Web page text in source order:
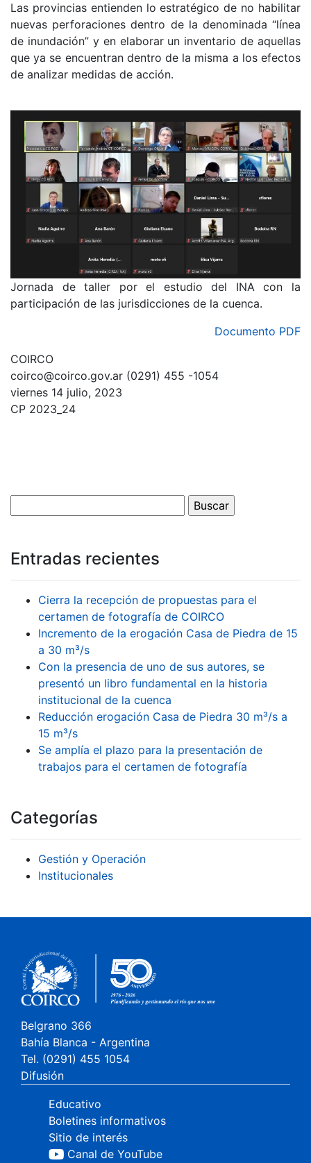
Las provincias entienden lo estratégico de no habilitar
nuevas perforaciones dentro de la denominada “línea
de inundación” y en elaborar un inventario de aquellas
que ya se encuentran dentro de la misma a los efectos
de analizar medidas de acción.
Jornada de taller por el estudio del INA con la
participación de las jurisdicciones de la cuenca.
Documento PDF
COIRCO
coirco@coirco.gov.ar (0291) 455 -1054
viernes 14 julio, 2023
CP 2023_24
Entradas recientes
Cierra la recepción de propuestas para el
certamen de fotografía de COIRCO
Incremento de la erogación Casa de Piedra de 15
a 30 m³/s
Con la presencia de uno de sus autores, se
presentó un libro fundamental en la historia
institucional de la cuenca
Reducción erogación Casa de Piedra 30 m³/s a
15 m³/s
Se amplía el plazo para la presentación de
trabajos para el certamen de fotografía
Categorías
Gestión y Operación
Institucionales
Belgrano 366
Bahía Blanca - Argentina
Tel. (0291) 455 1054
Difusión
Educativo
Boletines informativos
Sitio de interés
Canal de YouTube